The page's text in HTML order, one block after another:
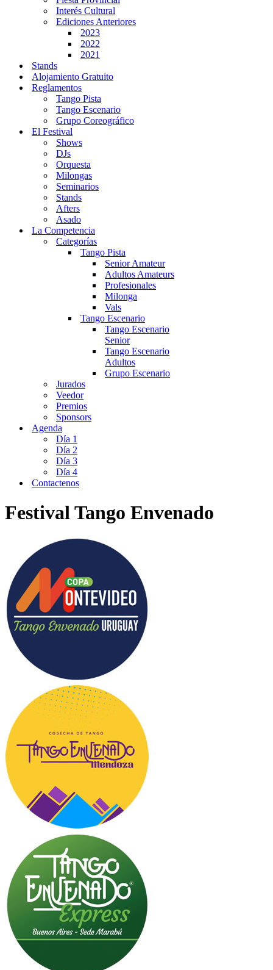
Interés Cultural
Ediciones Anteriores
2023
2022
2021
Stands
Alojamiento Gratuito
Reglamentos
Tango Pista
Tango Escenario
Grupo Coreográfico
El Festival
Shows
DJs
Orquesta
Milongas
Seminarios
Stands
Afters
Asado
La Competencia
Categorías
Tango Pista
Senior Amateur
Adultos Amateurs
Profesionales
Milonga
Vals
Tango Escenario
Tango Escenario
Senior
Tango Escenario
Adultos
Grupo Escenario
Jurados
Veedor
Premios
Sponsors
Agenda
Día 1
Día 2
Día 3
Día 4
Contactenos
Festival Tango Envenado